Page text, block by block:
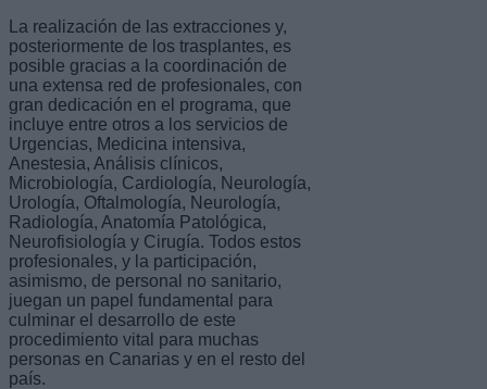
La realización de las extracciones y,
posteriormente de los trasplantes, es
posible gracias a la coordinación de
una extensa red de profesionales, con
gran dedicación en el programa, que
incluye entre otros a los servicios de
Urgencias, Medicina intensiva,
Anestesia, Análisis clínicos,
Microbiología, Cardiología, Neurología,
Urología, Oftalmología, Neurología,
Radiología, Anatomía Patológica,
Neurofisiología y Cirugía. Todos estos
profesionales, y la participación,
asimismo, de personal no sanitario,
juegan un papel fundamental para
culminar el desarrollo de este
procedimiento vital para muchas
personas en Canarias y en el resto del
país.